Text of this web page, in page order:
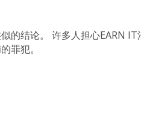
的结论。 许多人担心EARN
罪犯。